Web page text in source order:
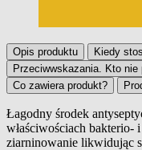
Opis produktu Kiedy
Przeciwwskazania. Kto
Co zawiera produkt?
Opis produktu
Łagodny środek
właściwościach bakterio-
ziarninowanie likwidując